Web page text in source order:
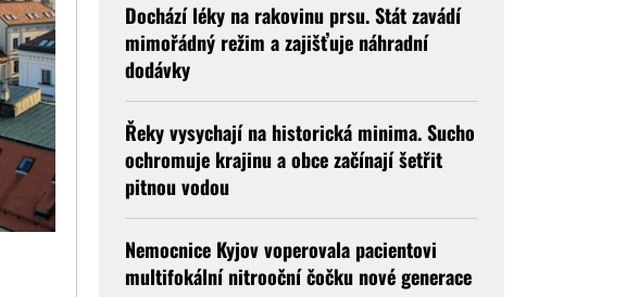
Dochází léky na rakovinu prsu. Stát zavádí
mimořádný režim a zajišťuje náhradní
dodávky
Řeky vysychají na historická minima. Sucho
ochromuje krajinu a obce začínají šetřit
pitnou vodou
Nemocnice Kyjov voperovala pacientovi
multifokální nitrooční čočku nové generace